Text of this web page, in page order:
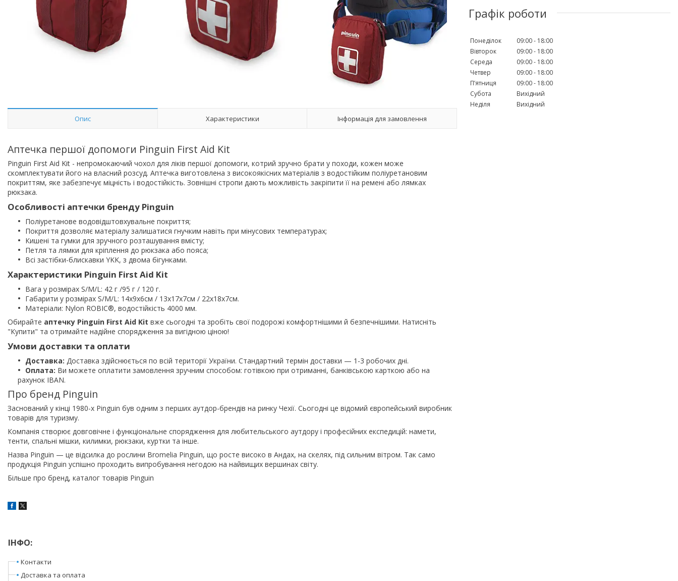
Опис Характеристики Інформація для замовлення
Аптечка першої допомоги Pinguin First Aid Kit
Pinguin First Aid Kit - непромокаючий чохол для ліків першої допомоги, котрий зручно брати у походи, кожен може
скомплектувати його на власний розсуд. Аптечка виготовлена з високоякісних матеріалів з водостійким поліуретановим
покриттям, яке забезпечує міцність і водостійкість. Зовнішні стропи дають можливість закріпити її на ремені або лямках
рюкзака.
Особливості аптечки бренду Pinguin
Поліуретанове водовідштовхувальне покриття;
Покриття дозволяє матеріалу залишатися гнучким навіть при мінусових температурах;
Кишені та гумки для зручного розташування вмісту;
Петля та лямки для кріплення до рюкзака або пояса;
Всі застібки-блискавки YKK, з двома бігунками.
Характеристики Pinguin First Aid Kit
Вага у розмірах S/M/L: 42 г /95 г / 120 г.
Габарити у розмірах S/M/L: 14x9x6см / 13x17x7см / 22x18x7см.
Матеріали: Nylon ROBIC®, водостійкість 4000 мм.
Обирайте аптечку Pinguin First Aid Kit вже сьогодні та зробіть свої подорожі комфортнішими й безпечнішими. Натисніть
"Купити" та отримайте надійне спорядження за вигідною ціною!
Умови доставки та оплати
Доставка: Доставка здійснюється по всій території України. Стандартний термін доставки — 1-3 робочих дні.
Оплата: Ви можете оплатити замовлення зручним способом: готівкою при отриманні, банківською карткою або на
рахунок IBAN.
Про бренд Pinguin
Заснований у кінці 1980-х Pinguin був одним з перших аутдор-брендів на ринку Чехії. Сьогодні це відомий європейський виробник
товарів для туризму.
Компанія створює довговічне і функціональне спорядження для любительського аутдору і професійних експедицій: намети,
тенти, спальні мішки, килимки, рюкзаки, куртки та інше.
Назва Pinguin — це відсилка до рослини Bromelia Pinguin, що росте високо в Андах, на скелях, під сильним вітром. Так само
продукція Pinguin успішно проходить випробування негодою на найвищих вершинах світу.
Більше про бренд, каталог товарів Pinguin
Графік роботи
Понеділок 09:00
18:00
Вівторок
09:00
18:00
Середа
09:00
18:00
Четвер
09:00
18:00
Пʼятниця
09:00
18:00
Субота
Вихідний
Неділя
Вихідний
ІНФО:
Контакти
Доставка та оплата